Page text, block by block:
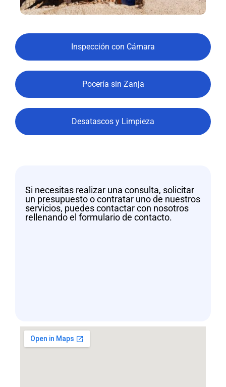
Inspección con Cámara
Pocería sin Zanja
Desatascos y Limpieza
Si necesitas realizar una consulta, solicitar
un presupuesto o contratar uno de nuestros
servicios, puedes contactar con nosotros
rellenando el formulario de contacto.